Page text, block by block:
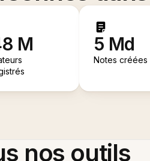
M 5 Md
Notes créées
nos outils